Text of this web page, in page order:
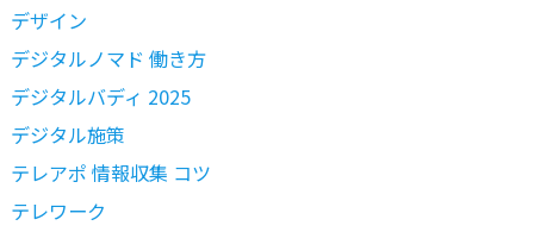
デザイン
デジタルノマド 働き方
デジタルバディ 2025
デジタル施策
テレアポ 情報収集 コツ
テレワーク